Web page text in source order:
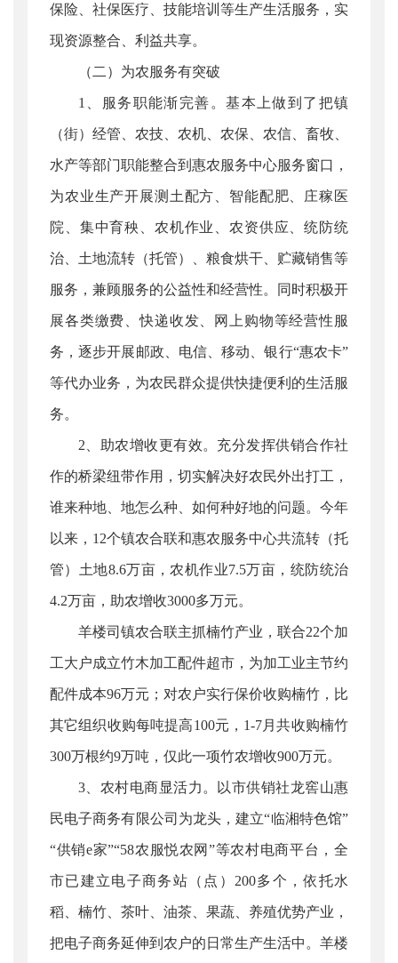
保险、社保医疗、技能培训等生产生活服务，实
现资源整合、利益共享。
（二）为农服务有突破
1、服务职能渐完善。基本上做到了把镇
（街）经管、农技、农机、农保、农信、畜牧、
水产等部门职能整合到惠农服务中心服务窗口，
为农业生产开展测土配方、智能配肥、庄稼医
院、集中育秧、农机作业、农资供应、统防统
治、土地流转（托管）、粮食烘干、贮藏销售等
服务，兼顾服务的公益性和经营性。同时积极开
展各类缴费、快递收发、网上购物等经营性服
务，逐步开展邮政、电信、移动、银行“惠农卡”
等代办业务，为农民群众提供快捷便利的生活服
务。
2、助农增收更有效。充分发挥供销合作社
作的桥梁纽带作用，切实解决好农民外出打工，
谁来种地、地怎么种、如何种好地的问题。今年
以来，12个镇农合联和惠农服务中心共流转（托
管）土地8.6万亩，农机作业7.5万亩，统防统治
4.2万亩，助农增收3000多万元。
羊楼司镇农合联主抓楠竹产业，联合22个加
工大户成立竹木加工配件超市，为加工业主节约
配件成本96万元；对农户实行保价收购楠竹，比
其它组织收购每吨提高100元，1-7月共收购楠竹
300万根约9万吨，仅此一项竹农增收900万元。
3、农村电商显活力。以市供销社龙窖山惠
民电子商务有限公司为龙头，建立“临湘特色馆”
“供销e家”“58农服悦农网”等农村电商平台，全
市已建立电子商务站（点）200多个，依托水
稻、楠竹、茶叶、油茶、果蔬、养殖优势产业，
把电子商务延伸到农户的日常生产生活中。羊楼